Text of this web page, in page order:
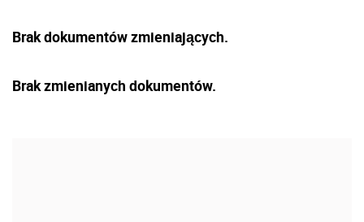
Brak dokumentów zmieniających.
Brak zmienianych dokumentów.